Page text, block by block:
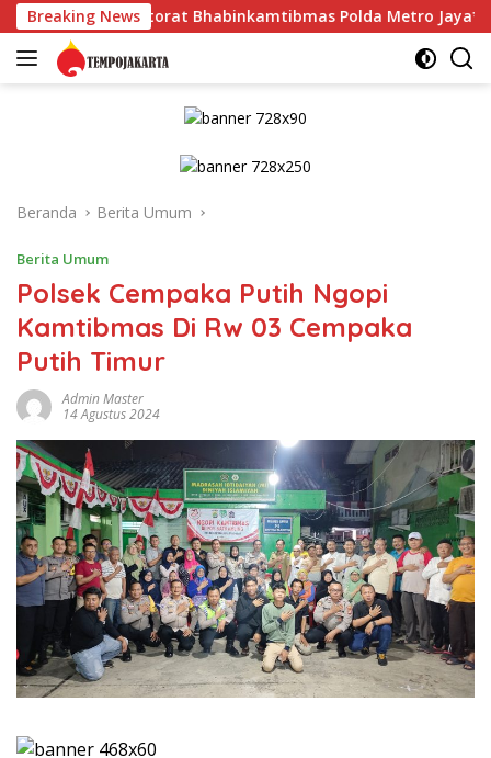
Langsung
ke
konten
Breaking News
Bhabinkamtibmas Polda Metro Jaya* Sudin
Beranda Berita Umum
Berita Umum
Polsek Cempaka Putih Ngopi
Kamtibmas Di Rw 03 Cempaka
Putih Timur
Admin Master
14 Agustus 2024